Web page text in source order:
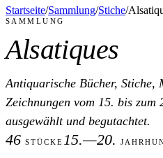
Startseite/Sammlung/Stiche/
SAMMLUNG
Alsatiques
Antiquarische Bücher, Stiche,
Zeichnungen vom 15. bis
ausgewählt und begutachtet.
46 STÜCKE 15.—20.